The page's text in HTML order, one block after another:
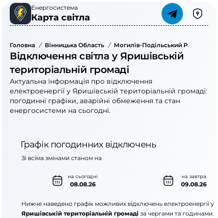
Енергосистема
Карта світла
Головна / Вінницька Область / Могилів-Подільський Район
Відключення світла у Яришівській
територіальній громаді
Актуальна інформація про відключення
електроенергії у Яришівській територіальній громаді:
погодинні графіки, аварійні обмеження та стан
енергосистеми на сьогодні.
Графік погодинних відключень
на сьогодні
08.08.26
на завтра
09.08.26
Зі всіма змінами станом на
Нижче наведено графік можливих відключень електроенергії у
Яришівській територіальній громаді за чергами та годинами.